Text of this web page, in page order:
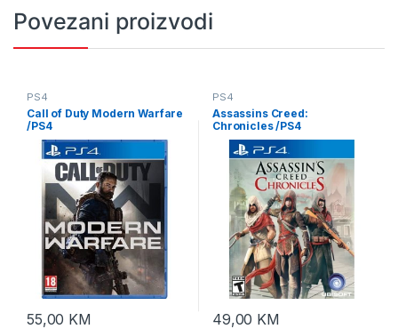
Povezani proizvodi
PS4
Call of Duty Modern Warfare
/PS4
55,00 KM
PS4
Assassins Creed:
Chronicles /PS4
49,00 KM